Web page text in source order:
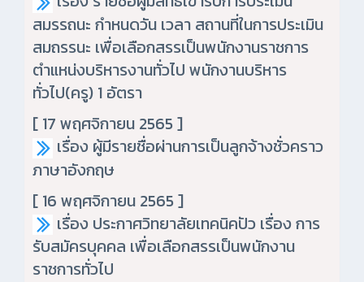
สมรรถนะ กำหนดวัน เวลา สถานที่ในการประเมิน
สมถรรนะ เพื่อเลือกสรรเป็นพนักงานราชการ
ตำแหน่งบริหารงานทั่วไป พนักงานบริหาร
ทั่วไป(ครู) 1 อัตรา
[ 17 พฤศจิกายน 2565 ]
เรื่อง ผู้มีรายชื่อผ่านการเป็นลูกจ้างชั่วคราว
ภาษาอังกฤษ
[ 16 พฤศจิกายน 2565 ]
เรื่อง ประกาศวิทยาลัยเทคนิคปัว เรื่อง การ
รับสมัครบุคคล เพื่อเลือกสรรเป็นพนักงาน
ราชการทั่วไป